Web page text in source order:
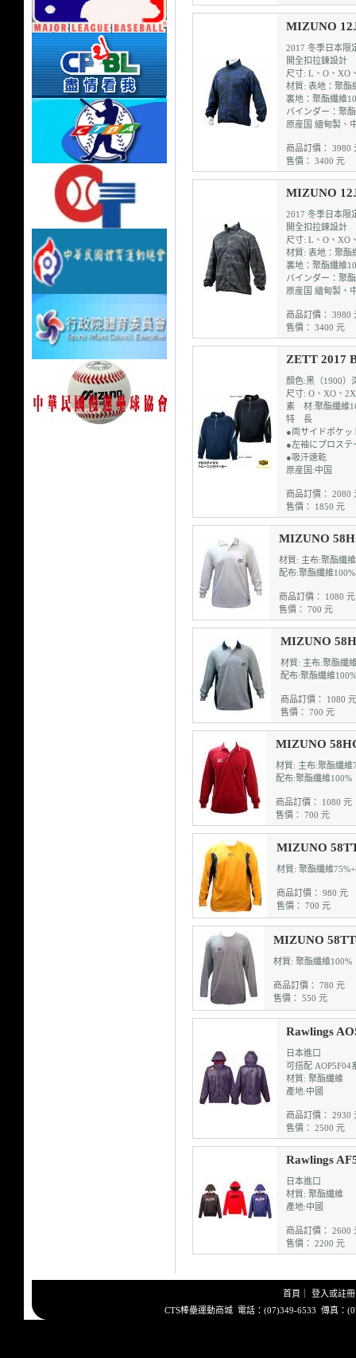
MIZUNO
2017 冬季日本限
開全扣拉鍊設計
尺寸: L、O、XO
材質: 表地：聚酯
裏地：聚酯纖維
バインダー：聚
原産国 緬甸製、
商品訂價： 3980
售價： 3400 元
MIZUNO
2017 冬季日本限
開全扣拉鍊設計
尺寸: L、O、XO
材質: 表地：聚酯
裏地：聚酯纖維
バインダー：聚
原産国 緬甸製、
商品訂價： 3980
售價： 3400 元
ZETT 2017
顏色:黑（1900）
尺寸: O、XO、
素 材:聚酯纖維
特 長
●両サイドポケッ
●左袖にプロステ
●吸汗速乾
原産国:中国
商品訂價： 2080
售價： 1850 元
MIZUNO
材質: 主布:聚酯纖
配布:聚酯纖維100%
商品訂價： 1080 元
售價： 700 元
MIZUNO
材質: 主布:聚酯纖
配布:聚酯纖維100%
商品訂價： 1080 元
售價： 700 元
MIZUNO
材質: 主布:聚酯纖維
配布:聚酯纖維100%
商品訂價： 1080 元
售價： 700 元
MIZUNO
材質: 聚酯纖維
商品訂價： 980 元
售價： 700 元
MIZUNO
材質: 聚酯纖維100%
商品訂價： 780 元
售價： 550 元
Rawlings
日本進口
可搭配 AOP5F04
材質: 聚酯纖維
產地:中國
商品訂價： 2930
售價： 2500 元
Rawlings
日本進口
材質: 聚酯纖維
產地:中國
商品訂價： 2600
售價： 2200 元
首頁 登入或註冊
CTS棒壘運動商城 電話：(07)349-6533 傳真：